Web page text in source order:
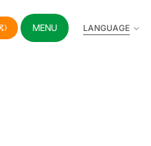
MENU LANGUAGE